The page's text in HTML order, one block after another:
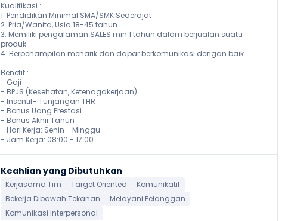
Kualifikasi :
1. Pendidikan Minimal SMA/SMK Sederajat
2. Pria/Wanita, Usia 18-45 tahun
3. Memiliki pengalaman SALES min 1 tahun dalam berjualan suatu
produk
4. Berpenampilan menarik dan dapar berkomunikasi dengan baik
Benefit :
- Gaji
- BPJS (Kesehatan, Ketenagakerjaan)
- Insentif- Tunjangan THR
- Bonus Uang Prestasi
- Bonus Akhir Tahun
- Hari Kerja: Senin - Minggu
- Jam Kerja: 08:00 - 17:00
Keahlian yang Dibutuhkan
Kerjasama Tim Target Oriented
Komunikatif
Bekerja Dibawah Tekanan
Melayani Pelanggan
Komunikasi Interpersonal